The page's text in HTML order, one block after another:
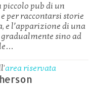
pub di un
per raccontarsi storie
e l’apparizione di una
sino ad
area riservata